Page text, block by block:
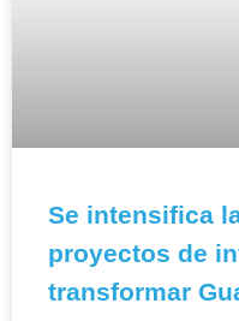
Se intensifica
proyectos de
transformar